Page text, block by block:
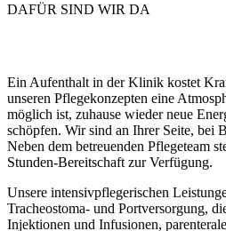
DAFÜR SIND WIR DA
Ein Aufenthalt in der Klinik kostet
unseren Pflegekonzepten eine
möglich ist, zuhause wieder neue
schöpfen. Wir sind an Ihrer Seite, bei
Neben dem betreuenden Pflegeteam
Stunden-Bereitschaft zur Verfügung.
Unsere intensivpflegerischen
Tracheostoma- und Portversorgung,
Injektionen und Infusionen,